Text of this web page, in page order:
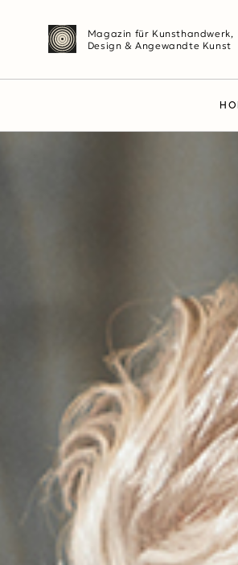
Magazin für Kunsthandwerk,
Design & Angewandte Kunst